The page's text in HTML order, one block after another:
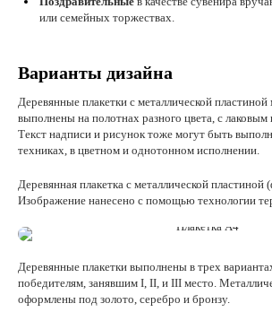
или семейных торжествах.
Варианты дизайна
Деревянные плакетки с металлической
выполнены на полотнах разного цвета, с
Текст надписи и рисунок тоже могут быть
техниках, в цветном и однотонном исполнении.
Деревянная плакетка с металлической
Изображение нанесено с помощью технологии
Деревянные плакетки выполнены в трех
победителям, занявшим I, II, и III место.
оформлены под золото, серебро и бронзу.